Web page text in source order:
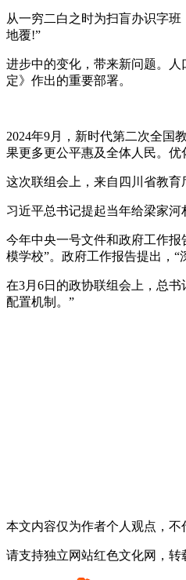
从一穷二白之时为扫盲办识字
地覆!”
进步中的变化，带来新问题。
定》作出的重要部署。
2024年9月，新时代第二次全国
果更多更公平惠及全体人民。优
这次联组会上，来自四川省教
习近平总书记提起当年给梁家
今年中央一号文件和政府工作
模学校”。政府工作报告提出，
在3月6日的政协联组会上，总
配置机制。”
本文内容仅为作者个人观点，不
请支持独立网站红色文化网，转